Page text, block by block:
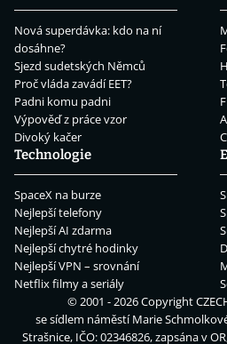
Nová superdávka: kdo na ní
dosáhne?
Sjezd sudetských Němců
Proč vláda zavádí EET?
Padni komu padni
Výpověď z práce vzor
Divoký kačer
Technologie
SpaceX na burze
Nejlepší telefony
Nejlepší AI zdarma
Nejlepší chytré hodinky
Nejlepší VPN – srovnání
Netflix filmy a seriály
© 2001 - 2026 Copyright
se sídlem náměstí Marie
Strašnice, IČO: 02346826, zapsána v